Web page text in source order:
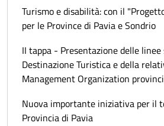
Turismo e disabilità: con il
per le Province di Pavia e Sondrio
II tappa - Presentazione delle
Destinazione Turistica e della
Management Organization
Nuova importante iniziativa per il
Provincia di Pavia